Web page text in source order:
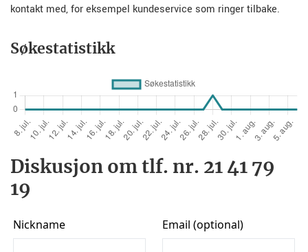
kontakt med, for eksempel kundeservice som ringer tilbake.
Søkestatistikk
Diskusjon om tlf. nr. 21 41 79
19